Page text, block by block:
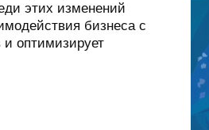
этих изменений
бизнеса с
и оптимизирует